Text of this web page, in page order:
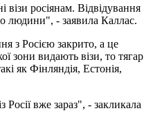
росіянам. Відвідування
людини", - заявила Каллас.
з Росією закрито, а це
зони видають візи, то тягар
як Фінляндія, Естонія,
вже зараз", - закликала